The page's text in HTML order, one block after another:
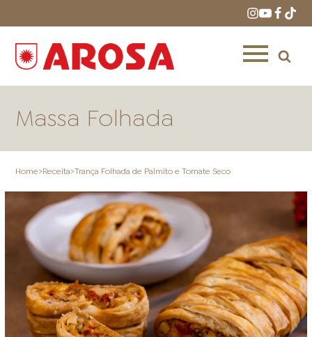
ONDE COMPRAR LOJAS AROSA
DISTRIBUIDORES E
REPRESENTANTES
Massa Folhada
Home>Receita>Trança Folhada de Palmito e Tomate Seco